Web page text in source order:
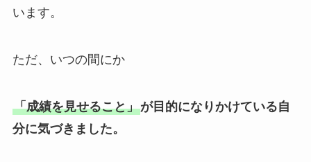
います。
ただ、いつの間にか
「成績を見せること」が目的になりかけている自
分に気づきました。